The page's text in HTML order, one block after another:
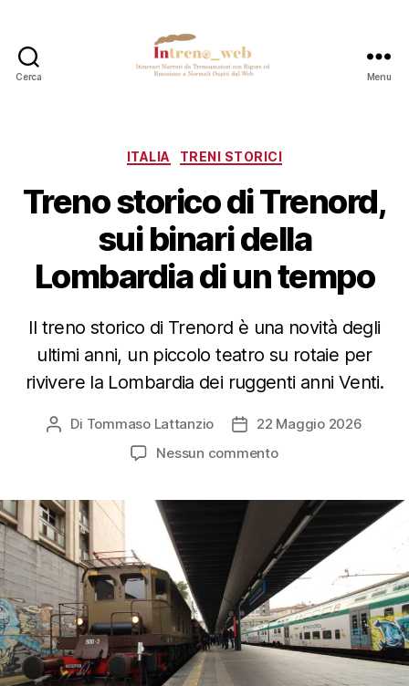
Cerca Menu
Categorie
ITALIA TRENI STORICI
Treno storico di Trenord,
sui binari della
Lombardia di un tempo
Il treno storico di Trenord è una novità degli
ultimi anni, un piccolo teatro su rotaie per
rivivere la Lombardia dei ruggenti anni Venti.
Autore
Di Tommaso Lattanzio
Data
dell'articolo
22 Maggio 2026
Nessun commentosu
Trenord,
sui
binari
della
Lombardia
di
un
tempo